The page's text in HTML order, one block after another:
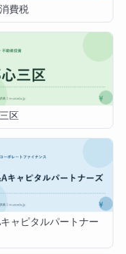
費税
区
ャピタルパートナー